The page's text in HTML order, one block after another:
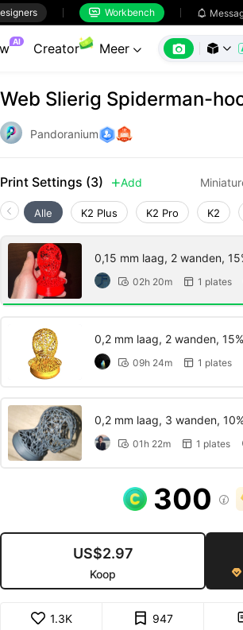
 Workbench 
AI Creator Meer    
Web Slierig Spiderman-
Pandoranium
Print Settings (3) Add
Alle K2 Plus K2 Pro K2
0,15 mm laag, 2 wanden,
 02h 20m  1 plates
0,2 mm laag, 2 wanden,
 09h 24m  1 plates
0,2 mm laag, 3 wanden,
 01h 22m  1 plates
300 
US$2.97
Koop 
1.3K 947